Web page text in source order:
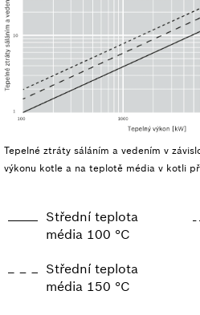
Tepelné ztráty sáláním a vedením v
výkonu kotle a na teplotě média v kotli
Střední teplota
média 100 °C
Střední teplota
média 150 °C